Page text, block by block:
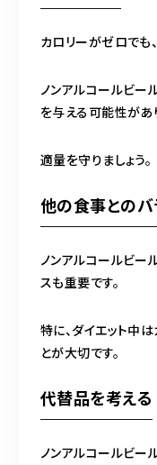
カロリーがゼロでも
ノンアルコールビー
を与える可能性があ
適量を守りましょう。
他の食事とのバ
ノンアルコールビー
スも重要です。
特に、ダイエット中
とが大切です。
代替品を考える
ノンアルコールビー